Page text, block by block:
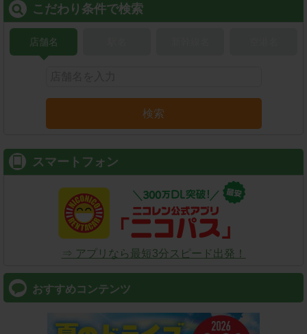
こだわり条件で検索
店舗名
検索
スマートフォン
⇒ アプリなら最短3分スピード出発！
おすすめコンテンツ